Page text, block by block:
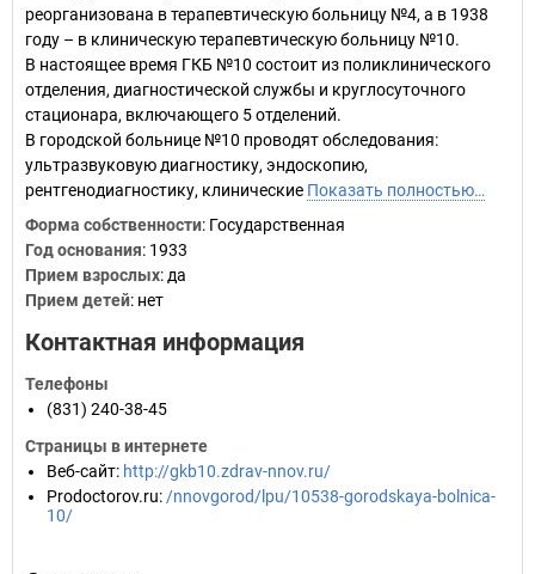
реорганизована в терапевтическую больницу №4, а в 1938
году – в клиническую терапевтическую больницу №10.
В настоящее время ГКБ №10 состоит из поликлинического
отделения, диагностической службы и круглосуточного
стационара, включающего 5 отделений.
В городской больнице №10 проводят обследования:
ультразвуковую диагностику, эндоскопию,
рентгенодиагностику, клинические Показать полностью…
Форма собственности: Государственная
Год основания: 1933
Прием взрослых: да
Прием детей: нет
Контактная информация
Телефоны
(831) 240-38-45
Страницы в интернете
Веб-сайт: http://gkb10.zdrav-nnov.ru/
Prodoctorov.ru: /nnovgorod/lpu/10538-gorodskaya-bolnica-
10/